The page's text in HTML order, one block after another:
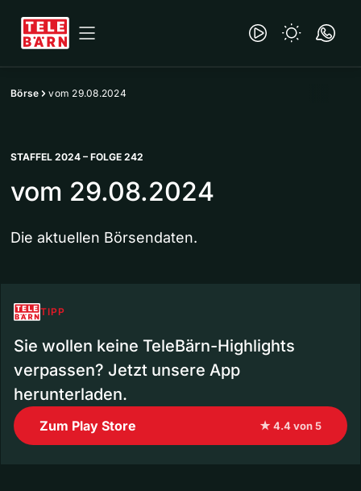
Börse vom 29.08.2024
STAFFEL 2024 – FOLGE 242
vom 29.08.2024
Die aktuellen Börsendaten.
TIPP
Sie wollen keine TeleBärn-Highlights
verpassen? Jetzt unsere App
herunterladen.
Zum Play Store ★ 4.4 von 5